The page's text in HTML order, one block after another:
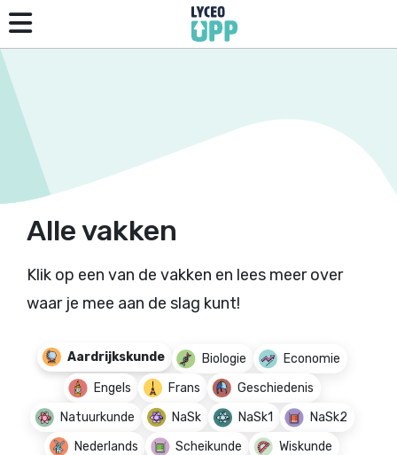
Alle vakken
Klik op een van de vakken en lees meer over
waar je mee aan de slag kunt!
Aardrijkskunde Biologie
Economie
Engels
Frans
Geschiedenis
Natuurkunde
NaSk NaSk1
NaSk2
Nederlands
Scheikunde
Wiskunde